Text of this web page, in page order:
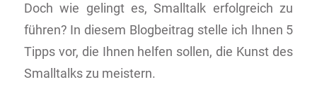
Doch wie gelingt es, Smalltalk erfolgreich zu
führen? In diesem Blogbeitrag stelle ich Ihnen 5
Tipps vor, die Ihnen helfen sollen, die Kunst des
Smalltalks zu meistern.